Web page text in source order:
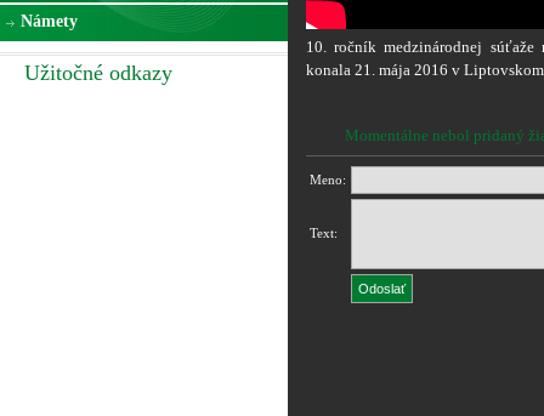
Námety
Užitočné odkazy
10. ročník medzinárodnej
konala 21. mája 2016 v
Momentálne nebol pridaný
Meno:
Text: